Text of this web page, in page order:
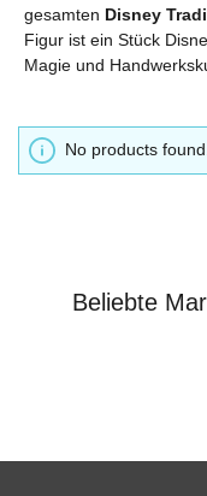
gesamten Disney
Figur ist ein Stück
Magie und
No products
Beliebte